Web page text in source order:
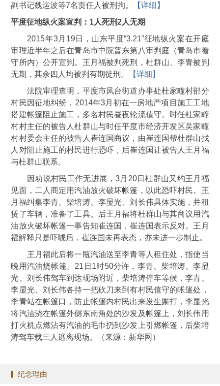
副书记魏运波等7名责任人被刑拘。
【详细】
平度征地纵火案宣判：1人死刑2人无期
2015年3月19日，山东平度“3.21”征地纵火案在开庭
审理近半年之后在青岛市中院普东第八审判庭（青岛市看
守所内）公开宣判。王月福被判死刑，杜群山、李青被判
无期，其余四人均被判有期徒刑。
【详细】
法院审理查明，平度市凤台街道办事处杜家疃村部分
村民因征地纠纷，2014年3月初在一房地产项目施工工地
搭建帐篷阻止施工，多名村民昼夜轮流值守。时任杜家疃
村村主任的被告人杜群山与时任平度市经济开发区吴家疃
村村委会主任的被告人崔连国商议，由崔连国帮杜群山找
人对阻止施工的村民进行恐吓，后崔连国让被告人王月福
与杜群山联系。
因劝说村民工作无进展，3月20日杜群山又约王月福
见面，二人商定用汽油放火破坏帐篷，以此恐吓村民。王
月福纠集李青、柴培涛、李显光、刘长伟具体实施，并租
赁了车辆，准备了工具。后王月福将杜群山与其商议用汽
油放火破坏帐篷一事告知崔连国，崔连国表示反对。王月
福解释只是吓唬后，崔连国未再表态，亦未进一步制止。
王月福此后将一瓶汽油送至李青等人租住处，指使当
晚用汽油烧帐篷。21日1时50分许，李青、柴培涛、李显
光、刘长伟驾车到达现场附近，柴培涛停车等候，李青、
李显光、刘长伟各持一把砍刀来到有村民值守的帐篷处，
李青站在帐篷口，防止帐篷内村民出来发生厮打，李显光
将汽油浇在帐篷外侧东南角处的沙发及帐篷上，刘长伟用
打火机点燃沾有汽油的毛巾扔到沙发上引燃帐篷，后柴培
涛驾车载三人逃离现场。（来源：新华网）
纪念理由